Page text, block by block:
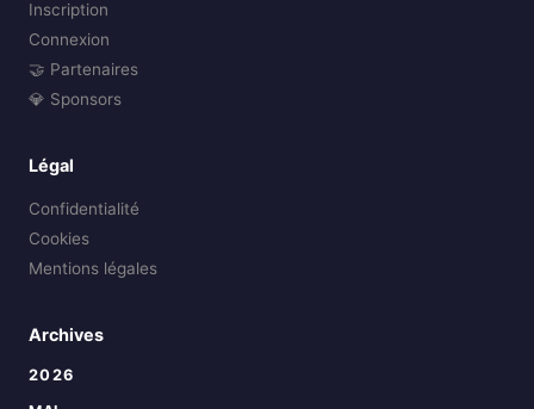
Inscription
Connexion
🤝 Partenaires
💎 Sponsors
Légal
Confidentialité
Cookies
Mentions légales
Archives
2026